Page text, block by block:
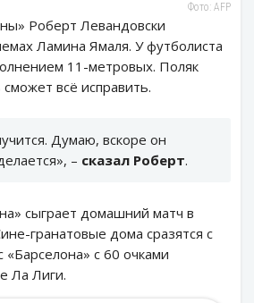
Фото: AFP
Роберт Левандовски
Ламина Ямаля. У футболиста
11-метровых. Поляк
всё исправить.
Думаю, вскоре он
– сказал Роберт.
сыграет домашний матч в
гранатовые дома сразятся с
«Барселона» с 60 очками
Ла Лиги.